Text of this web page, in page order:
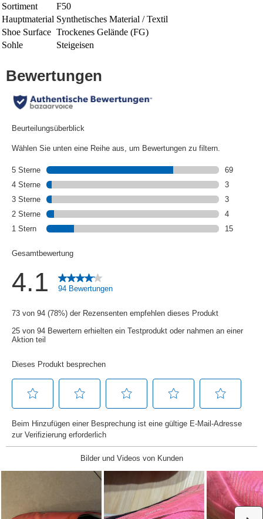
Sortiment
F50
Hauptmaterial Synthetisches Material / Textil
Shoe Surface Trockenes Gelände (FG)
Sohle
Steigeisen